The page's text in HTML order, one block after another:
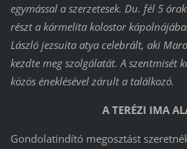
egymással a szerzetesek. Du. fél 5
részt a kármelita kolostor
László jezsuita atya celebrált, aki
kezdte meg szolgálatát. A szentmisét
közös éneklésével zárult a találkozó.
A TERÉZI IMA
Gondolatindító megosztást